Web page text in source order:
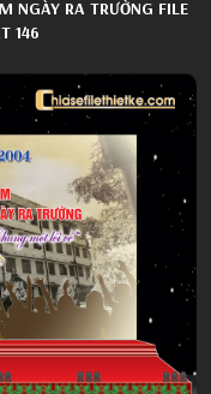
NGÀY RA TRƯỜNG FILE
146